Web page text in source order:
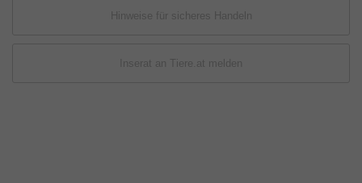
Hinweise für sicheres Handeln
Inserat an Tiere.at melden